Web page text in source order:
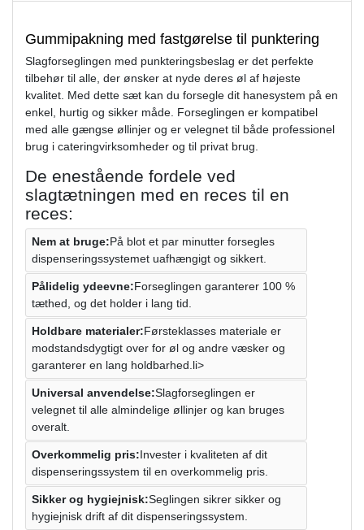
Gummipakning med fastgørelse til punktering
Slagforseglingen med punkteringsbeslag er det perfekte
tilbehør til alle, der ønsker at nyde deres øl af højeste
kvalitet. Med dette sæt kan du forsegle dit hanesystem på en
enkel, hurtig og sikker måde. Forseglingen er kompatibel
med alle gængse øllinjer og er velegnet til både professionel
brug i cateringvirksomheder og til privat brug.
De enestående fordele ved
slagtætningen med en reces til en
reces:
Nem at bruge:På blot et par minutter forsegles
dispenseringssystemet uafhængigt og sikkert.
Pålidelig ydeevne:Forseglingen garanterer 100 %
tæthed, og det holder i lang tid.
Holdbare materialer:Førsteklasses materiale er
modstandsdygtigt over for øl og andre væsker og
garanterer en lang holdbarhed.li>
Universal anvendelse:Slagforseglingen er
velegnet til alle almindelige øllinjer og kan bruges
overalt.
Overkommelig pris:Invester i kvaliteten af ​​dit
dispenseringssystem til en overkommelig pris.
Sikker og hygiejnisk:Seglingen sikrer sikker og
hygiejnisk drift af dit dispenseringssystem.